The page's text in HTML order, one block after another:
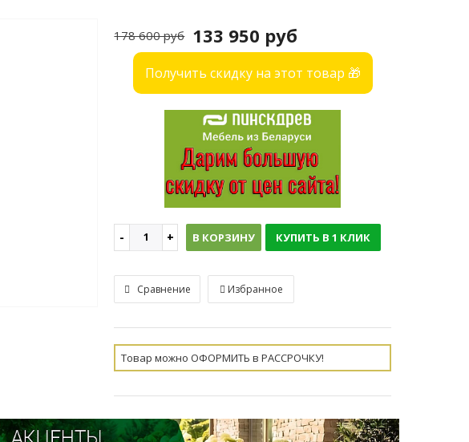
133 950 руб
178 600 руб
Получить скидку на этот товар 🎁
В КОРЗИНУ КУПИТЬ В 1 КЛИК
Сравнение Избранное
Товар можно ОФОРМИТЬ в РАССРОЧКУ!